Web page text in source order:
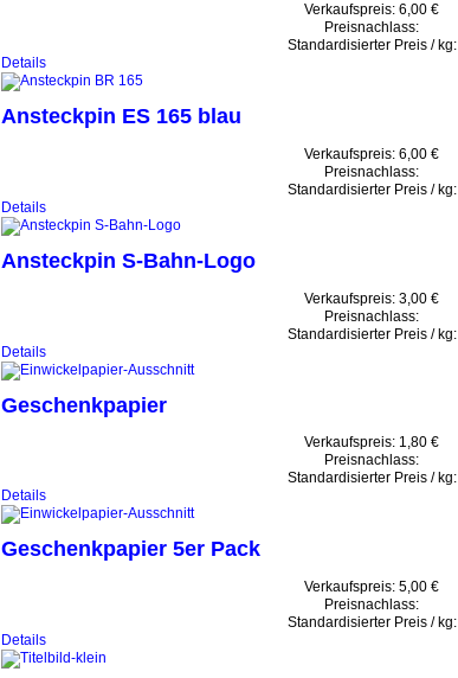
Verkaufspreis: 6,00 €
Preisnachlass:
Standardisierter Preis / kg:
Details
Ansteckpin ES 165 blau
Verkaufspreis: 6,00 €
Preisnachlass:
Standardisierter Preis / kg:
Details
Ansteckpin S-Bahn-Logo
Verkaufspreis: 3,00 €
Preisnachlass:
Standardisierter Preis / kg:
Details
Geschenkpapier
Verkaufspreis: 1,80 €
Preisnachlass:
Standardisierter Preis / kg:
Details
Geschenkpapier 5er Pack
Verkaufspreis: 5,00 €
Preisnachlass:
Standardisierter Preis / kg:
Details